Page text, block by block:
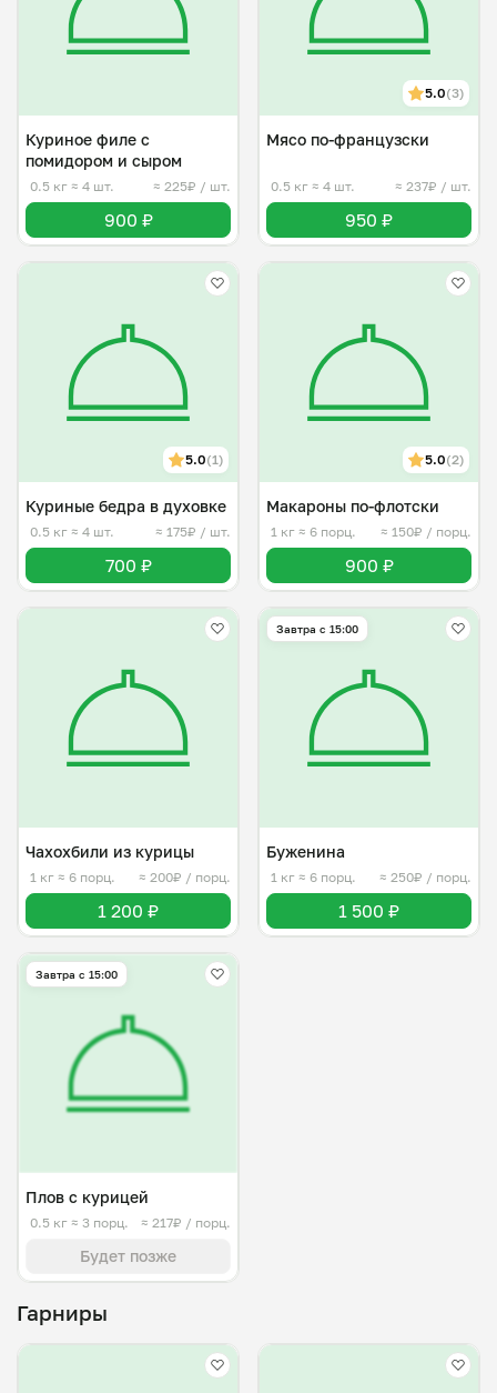
Куриное филе с
помидором и сыром
0.5 кг ≈ 4 шт. ≈ 225₽ / шт.
900 ₽
5.0(3)
Мясо по-французски
0.5 кг ≈ 4 шт. ≈ 237₽ / шт.
950 ₽
5.0(1)
Куриные бедра в духовке
0.5 кг ≈ 4 шт. ≈ 175₽ / шт.
700 ₽
5.0(2)
Макароны по-флотски
1 кг ≈ 6 порц. ≈ 150₽ / порц.
900 ₽
Чахохбили из курицы
1 кг ≈ 6 порц. ≈ 200₽ / порц.
1 200 ₽
Завтра c 15:00
Буженина
1 кг ≈ 6 порц. ≈ 250₽ / порц.
1 500 ₽
Завтра c 15:00
Плов с курицей
0.5 кг ≈ 3 порц. ≈ 217₽ / порц.
Будет позже
Гарниры